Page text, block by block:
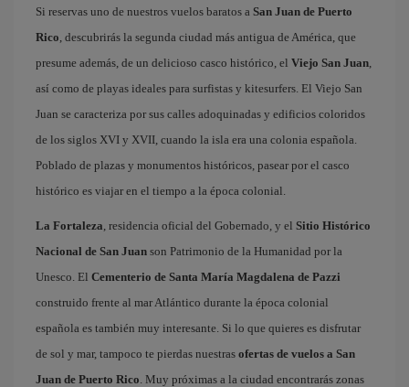
Si reservas uno de nuestros vuelos baratos a San Juan de Puerto
Rico, descubrirás la segunda ciudad más antigua de América, que
presume además, de un delicioso casco histórico, el Viejo San Juan,
así como de playas ideales para surfistas y kitesurfers. El Viejo San
Juan se caracteriza por sus calles adoquinadas y edificios coloridos
de los siglos XVI y XVII, cuando la isla era una colonia española.
Poblado de plazas y monumentos históricos, pasear por el casco
histórico es viajar en el tiempo a la época colonial.
La Fortaleza, residencia oficial del Gobernado, y el Sitio Histórico
Nacional de San Juan son Patrimonio de la Humanidad por la
Unesco. El Cementerio de Santa María Magdalena de Pazzi
construido frente al mar Atlántico durante la época colonial
española es también muy interesante. Si lo que quieres es disfrutar
de sol y mar, tampoco te pierdas nuestras ofertas de vuelos a San
Juan de Puerto Rico. Muy próximas a la ciudad encontrarás zonas